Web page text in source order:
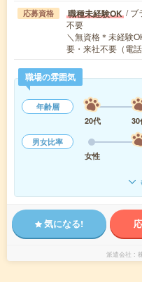
応募資格 職種未経験OK / ブ
不要
＼無資格＊未経験
要・来社不要（電
職場の雰囲気
年齢層
20代
30
男女比率
女性
気になる!
派遣会社